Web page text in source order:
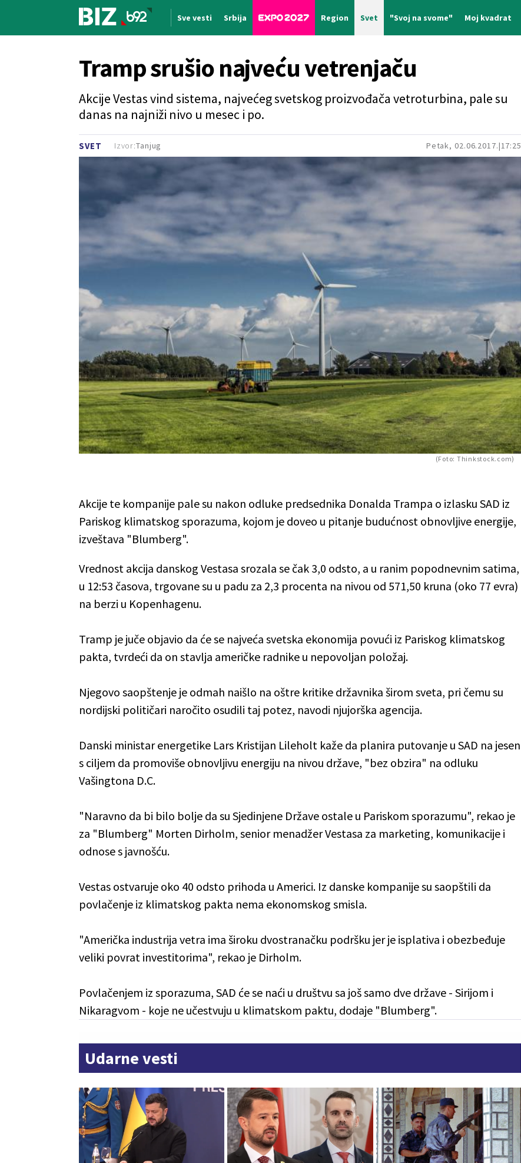
Sve vesti Srbija Region Svet "Svoj na svome" Moj kvadrat
SVET Petak, 02.06.2017. 17:25
Tramp srušio najveću vetrenjaču
Akcije Vestas vind sistema, najvećeg svetskog proizvođača vetroturbina, pale su
danas na najniži nivo u mesec i po.
Izvor:Tanjug
(Foto: Thinkstock.com)
Akcije te kompanije pale su nakon odluke predsednika Donalda Trampa o izlasku SAD iz
Pariskog klimatskog sporazuma, kojom je doveo u pitanje budućnost obnovljive energije,
izveštava "Blumberg".
Vrednost akcija danskog Vestasa srozala se čak 3,0 odsto, a u ranim popodnevnim satima,
u 12:53 časova, trgovane su u padu za 2,3 procenta na nivou od 571,50 kruna (oko 77 evra)
na berzi u Kopenhagenu.
Tramp je juče objavio da će se najveća svetska ekonomija povući iz Pariskog klimatskog
pakta, tvrdeći da on stavlja američke radnike u nepovoljan položaj.
Njegovo saopštenje je odmah naišlo na oštre kritike državnika širom sveta, pri čemu su
nordijski političari naročito osudili taj potez, navodi njujorška agencija.
Danski ministar energetike Lars Kristijan Lileholt kaže da planira putovanje u SAD na jesen
s ciljem da promoviše obnovljivu energiju na nivou države, "bez obzira" na odluku
Vašingtona D.C.
"Naravno da bi bilo bolje da su Sjedinjene Države ostale u Pariskom sporazumu", rekao je
za "Blumberg" Morten Dirholm, senior menadžer Vestasa za marketing, komunikacije i
odnose s javnošću.
Vestas ostvaruje oko 40 odsto prihoda u Americi. Iz danske kompanije su saopštili da
povlačenje iz klimatskog pakta nema ekonomskog smisla.
"Američka industrija vetra ima široku dvostranačku podršku jer je isplativa i obezbeđuje
veliki povrat investitorima", rekao je Dirholm.
Povlačenjem iz sporazuma, SAD će se naći u društvu sa još samo dve države - Sirijom i
Nikaragvom - koje ne učestvuju u klimatskom paktu, dodaje "Blumberg".
Udarne vesti